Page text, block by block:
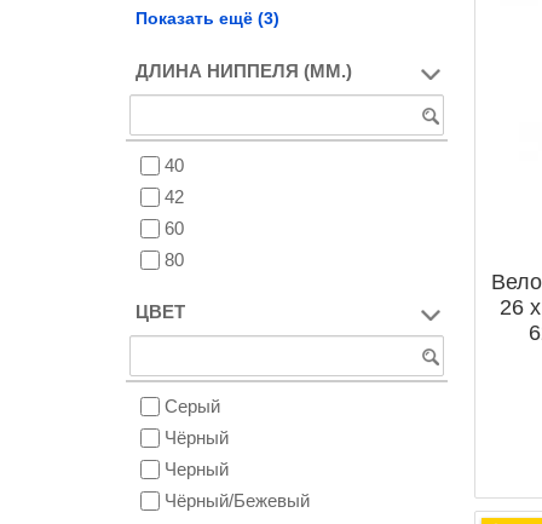
24-622
29 x 20
Показать ещё (3)
ДЛИНА НИППЕЛЯ (ММ.)
40
42
60
80
ЦВЕТ
Серый
Чёрный
Черный
Чёрный/Бежевый
26